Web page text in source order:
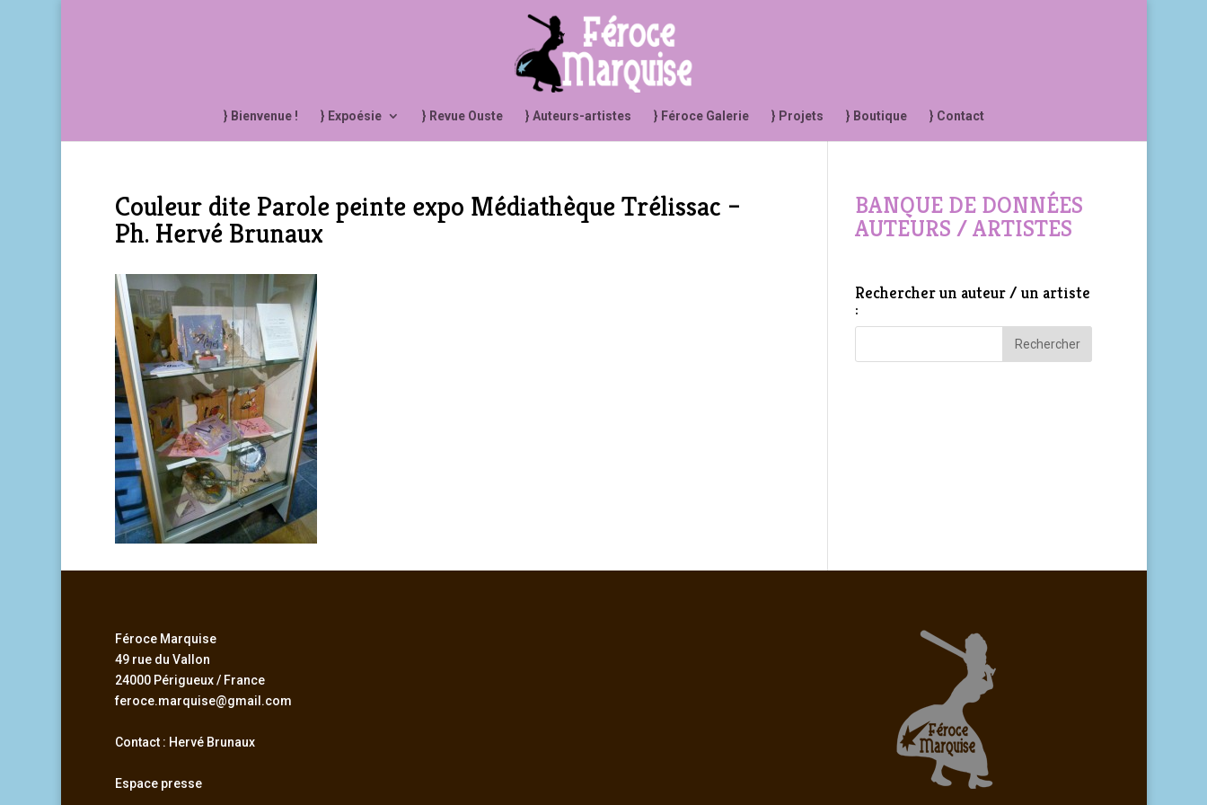
} Bienvenue ! } Expoésie } Revue Ouste } Auteurs-artistes } Féroce Galerie } Projets } Boutique } Contact
Couleur dite Parole peinte expo Médiathèque Trélissac –
Ph. Hervé Brunaux
BANQUE DE DONNÉES
AUTEURS / ARTISTES
Rechercher un auteur / un artiste
:
Féroce Marquise
49 rue du Vallon
24000 Périgueux / France
feroce.marquise@gmail.com
Contact : Hervé Brunaux
Espace presse